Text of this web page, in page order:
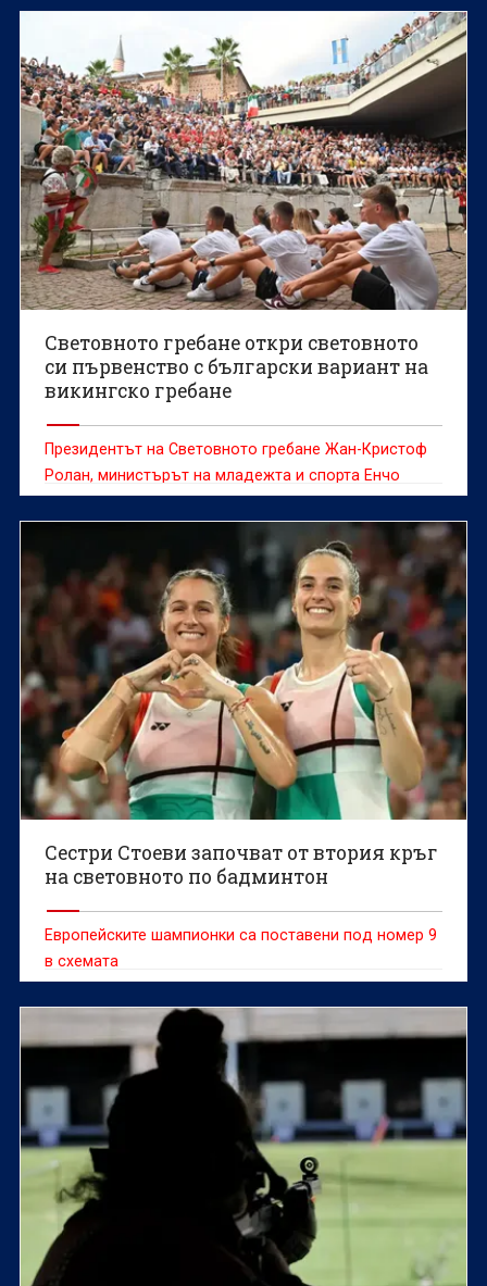
състезателка Сонита Мулух да атакува световен
рекорд.
Световното гребане откри световното
си първенство с български вариант на
викингско гребане
Президентът на Световното гребане Жан-Кристоф
Ролан, министърът на младежта и спорта Енчо
Керязов и председателят на Българския
олимпийски комитет Весела Лечева дадоха старт на
Световното първенство по гребане до 19 г., което
ще се проведе в Пловдив от 6 до 9 август.
Сестри Стоеви започват от втория кръг
на световното по бадминтон
Европейските шампионки са поставени под номер 9
в схемата